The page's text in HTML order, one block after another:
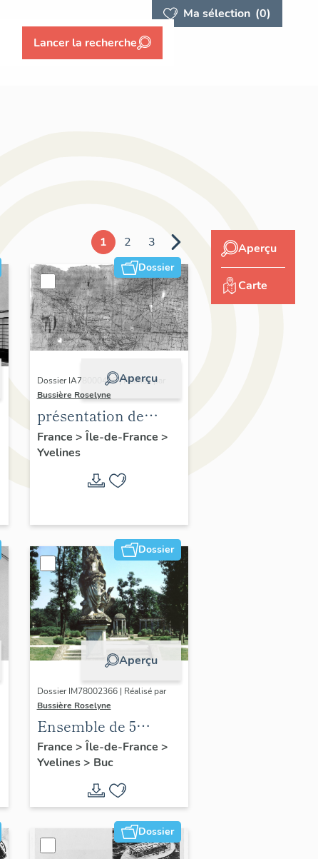
Ma sélection (0)
Lancer la recherche
1 2 3
Dossier
Aperçu
Dossier IA78000496 | Réalisé par
Bussière Roselyne
présentation de
l'étude du
patrimoine de l'aire
d'étude Versailles
périphérie sud
France > Île-de-France >
Yvelines
Dossier
Aperçu
Dossier IM78002366 | Réalisé par
Bussière Roselyne
Ensemble de 5
statues
France > Île-de-France >
Yvelines> Buc
Dossier
Aperçu
Carte